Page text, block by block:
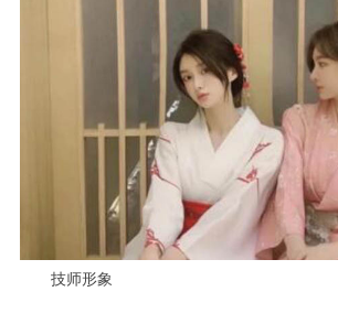
技师形象